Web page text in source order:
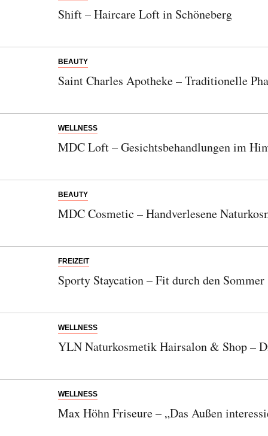
Shift – Haircare Loft in Schöneberg
BEAUTY
Saint Charles Apotheke – Traditionelle
WELLNESS
MDC Loft – Gesichtsbehandlungen im
BEAUTY
MDC Cosmetic – Handverlesene
FREIZEIT
Sporty Staycation – Fit durch den Sommer
WELLNESS
YLN Naturkosmetik Hairsalon & Shop –
WELLNESS
Max Höhn Friseure – „Das Außen